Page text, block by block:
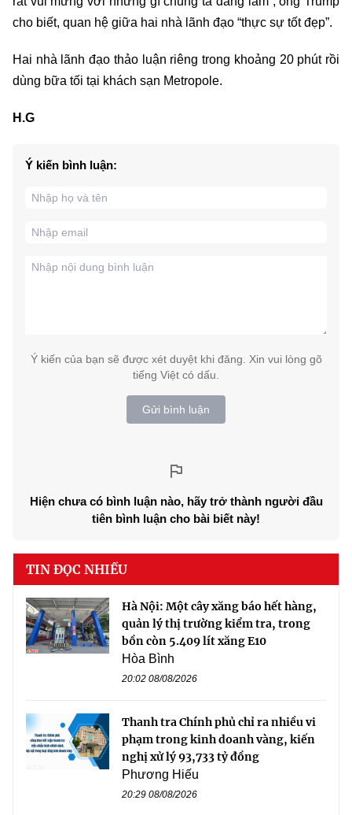
cho biết, quan hệ giữa hai nhà lãnh đạo “thực sự tốt đẹp”.
Hai nhà lãnh đạo thảo luận riêng trong khoảng 20 phút rồi
dùng bữa tối tại khách sạn Metropole.
H.G
Ý kiến bình luận:
Ý kiến của bạn sẽ được xét duyệt khi đăng. Xin vui lòng gõ
tiếng Việt có dấu.
Gửi bình luận
Hiện chưa có bình luận nào, hãy trở thành người đầu
tiên bình luận cho bài biết này!
TIN ĐỌC NHIỀU
Hà Nội: Một cây xăng báo hết hàng,
quản lý thị trường kiểm tra, trong
bồn còn 5.409 lít xăng E10
Hòa Bình
20:02 08/08/2026
Thanh tra Chính phủ chỉ ra nhiều vi
phạm trong kinh doanh vàng, kiến
nghị xử lý 93,733 tỷ đồng
Phương Hiếu
20:29 08/08/2026